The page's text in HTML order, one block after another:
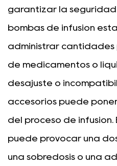
garantizar la
bombas de infusión
administrar cantidades
de medicamentos o
desajuste o
accesorios puede
del proceso de
puede provocar una
una sobredosis o una